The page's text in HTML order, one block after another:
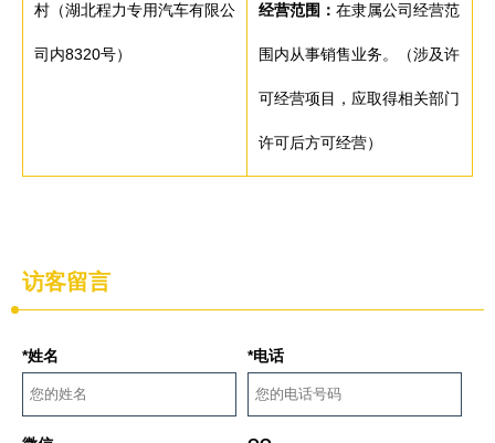
村（湖北程力专用汽车有限公
司内8320号）
经营范围： 在隶属公司经营范
围内从事销售业务。（涉及许
可经营项目，应取得相关部门
许可后方可经营）
访客留言
*姓名 *电话